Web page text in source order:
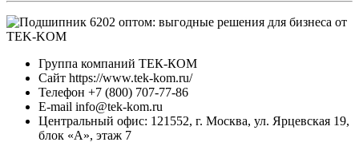
Группа компаний ТЕК-КОМ
Сайт https://www.tek-kom.ru/
Телефон +7 (800) 707-77-86
E-mail info@tek-kom.ru
Центральный офис: 121552, г. Москва, ул. Ярцевская 19,
блок «А», этаж 7